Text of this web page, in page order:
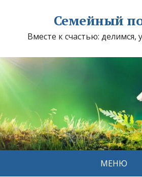
Семейный
Вместе к счастью: делимся,
МЕНЮ